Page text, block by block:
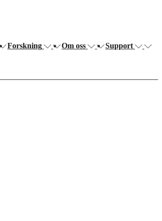
Forskning Om oss Support